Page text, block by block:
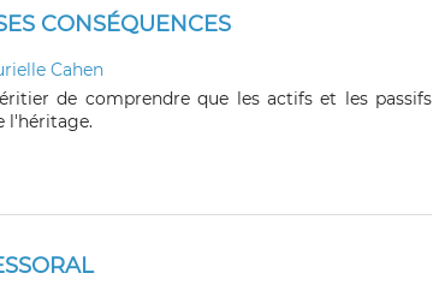
CONSÉQUENCES
Cahen
de comprendre que les actifs et les passifs
l'héritage.